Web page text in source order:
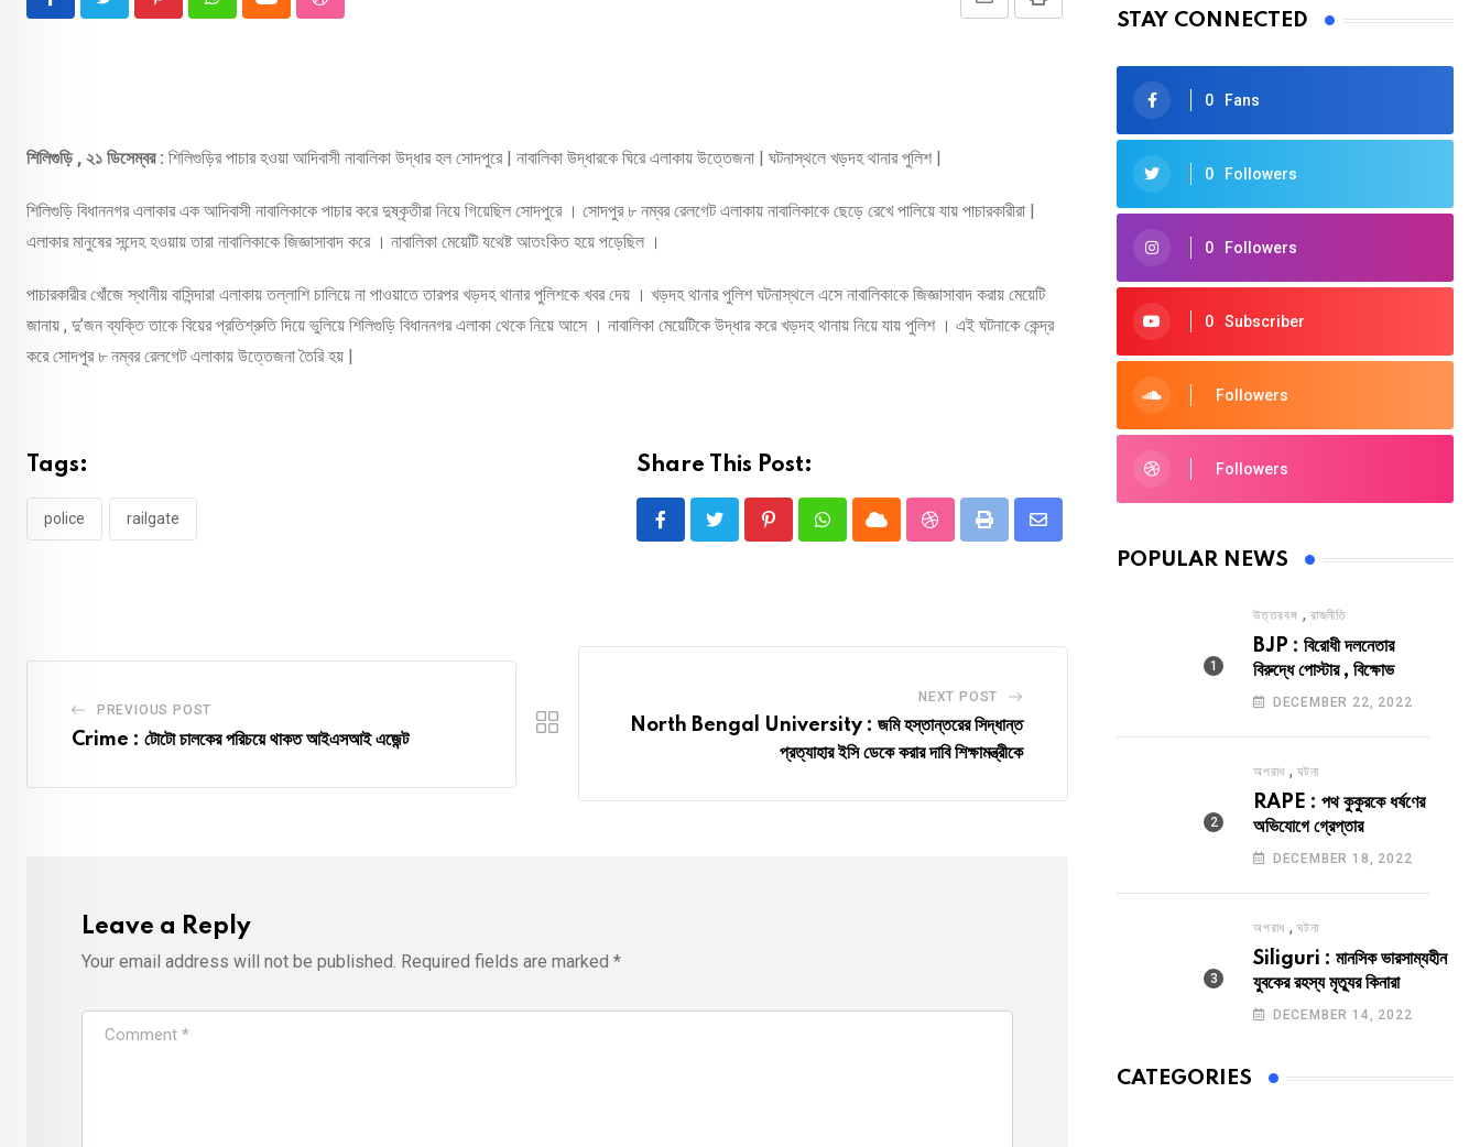
PinterestWhatsappCloud StumbleUpon Print
Share
শিলিগুড়ি , ২১ ডিসেম্বর : শিলিগুড়ির পাচার হওয়া আদিবাসী নাবালিকা উদ্ধার হল সোদপুরে | নাবালিকা উদ্ধারকে ঘিরে এলাকায় উত্তেজনা | ঘটনাস্থলে খড়দহ থানার পুলিশ |
শিলিগুড়ি বিধাননগর এলাকার এক আদিবাসী নাবালিকাকে পাচার করে দুষ্কৃতীরা নিয়ে গিয়েছিল সোদপুরে । সোদপুর ৮ নম্বর রেলগেট এলাকায় নাবালিকাকে ছেড়ে রেখে পালিয়ে যায় পাচারকারীরা |
এলাকার মানুষের সন্দেহ হওয়ায় তারা নাবালিকাকে জিজ্ঞাসাবাদ করে । নাবালিকা মেয়েটি যথেষ্ট আতংকিত হয়ে পড়েছিল ।
পাচারকারীর খোঁজে স্থানীয় বাসিন্দারা এলাকায় তল্লাশি চালিয়ে না পাওয়াতে তারপর খড়দহ থানার পুলিশকে খবর দেয় । খড়দহ থানার পুলিশ ঘটনাস্থলে এসে নাবালিকাকে জিজ্ঞাসাবাদ করায় মেয়েটি
জানায় , দু’জন ব্যক্তি তাকে বিয়ের প্রতিশ্রুতি দিয়ে ভুলিয়ে শিলিগুড়ি বিধাননগর এলাকা থেকে নিয়ে আসে । নাবালিকা মেয়েটিকে উদ্ধার করে খড়দহ থানায় নিয়ে যায় পুলিশ । এই ঘটনাকে কেন্দ্র
করে সোদপুর ৮ নম্বর রেলগেট এলাকায় উত্তেজনা তৈরি হয় |
Tags:
police railgate
Share This Post:
PinterestWhatsappCloud StumbleUpon
Print
Share
PREVIOUS POST
Crime : টোটো চালকের পরিচয়ে থাকত আইএসআই এজেন্ট
NEXT POST
North Bengal University : জমি হস্তান্তরের সিদ্ধান্ত
প্রত্যাহার ইসি ডেকে করার দাবি শিক্ষামন্ত্রীকে
Leave a Reply
Your email address will not be published. Required fields are marked *
STAY CONNECTED
0 Fans
0 Followers
0 Followers
0 Subscriber
Followers
Followers
POPULAR NEWS
উত্তরবঙ্গ , রাজনীতি
BJP : বিরোধী দলনেতার
বিরুদ্ধে পোস্টার , বিক্ষোভ
DECEMBER 22, 2022
অপরাধ ,ঘটনা
RAPE : পথ কুকুরকে ধর্ষণের
অভিযোগে গ্রেপ্তার
DECEMBER 18, 2022
অপরাধ ,ঘটনা
Siliguri : মানসিক ভারসাম্যহীন
যুবকের রহস্য মৃত্যুর কিনারা
DECEMBER 14, 2022
CATEGORIES